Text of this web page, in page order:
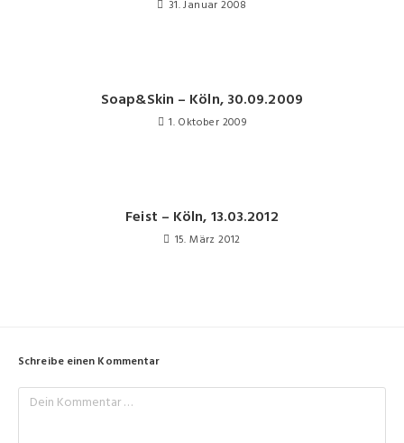
31. Januar 2008
Soap&Skin – Köln, 30.09.2009
1. Oktober 2009
Feist – Köln, 13.03.2012
15. März 2012
Schreibe einen Kommentar